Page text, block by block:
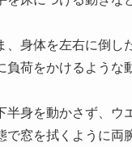
、身体を左右に倒
荷をかけるような
半身を動かさず、
窓を拭くように両